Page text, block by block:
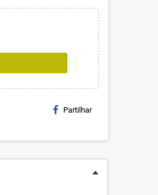
Partilhar